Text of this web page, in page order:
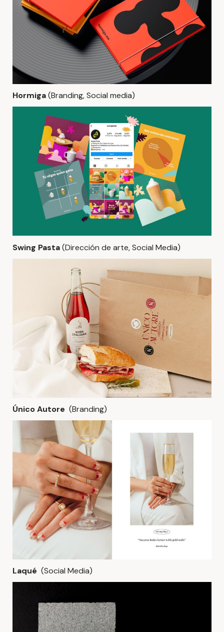
Hormiga(Branding, Social media)
Swing Pasta(Dirección de arte, Social Media)
Único Autore (Branding)
Laqué (Social Media)